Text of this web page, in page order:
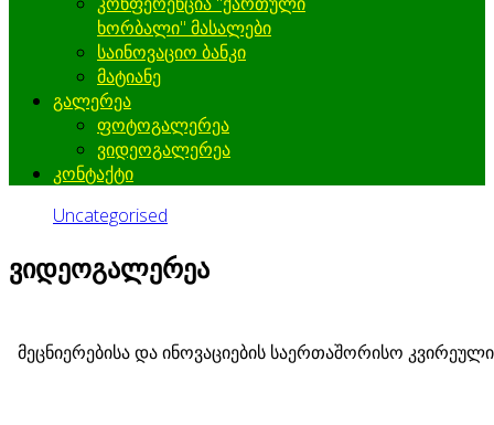
ხორბალი" მასალები
საინოვაციო ბანკი
მატიანე
გალერეა
ფოტოგალერეა
ვიდეოგალერეა
კონტაქტი
Uncategorised
ვიდეოგალერეა
მეცნიერებისა და ინოვაციების საერთაშორისო